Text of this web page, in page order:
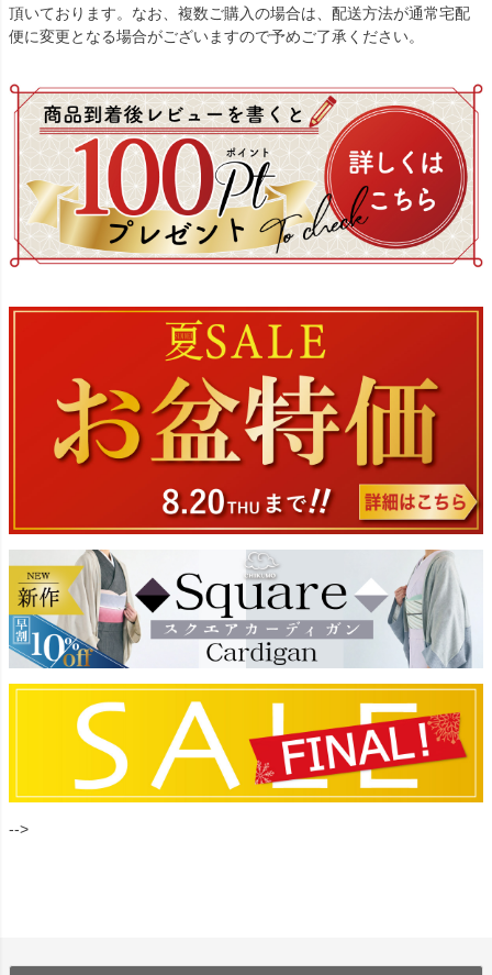
頂いております。なお、複数ご購入の場合は、配送方法が通常宅配
便に変更となる場合がございますので予めご了承ください。
-->